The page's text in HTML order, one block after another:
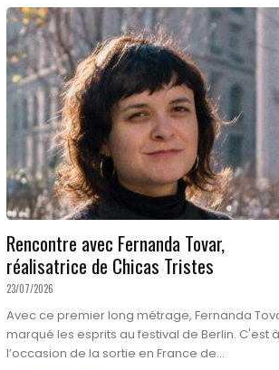
Rencontre avec Fernanda Tovar,
réalisatrice de Chicas Tristes
23/07/2026
Avec ce premier long métrage, Fernanda
marqué les esprits au festival de Berlin. C'est à
l’occasion de la sortie en France de...